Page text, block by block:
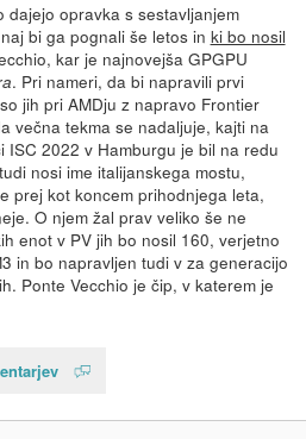
opravka s sestavljanjem
bi ga pognali še letos in ki bo nosil
kar je najnovejša GPGPU
. Pri nameri, da bi napravili prvi
jih pri AMDju z napravo Frontier
večna tekma se nadaljuje, kajti na
2022 v Hamburgu je bil na redu
nosi ime italijanskega mostu,
prej kot koncem prihodnjega leta,
O njem žal prav veliko še ne
enot v PV jih bo nosil 160, verjetno
in bo napravljen tudi v za generacijo
Ponte Vecchio je čip, v katerem je